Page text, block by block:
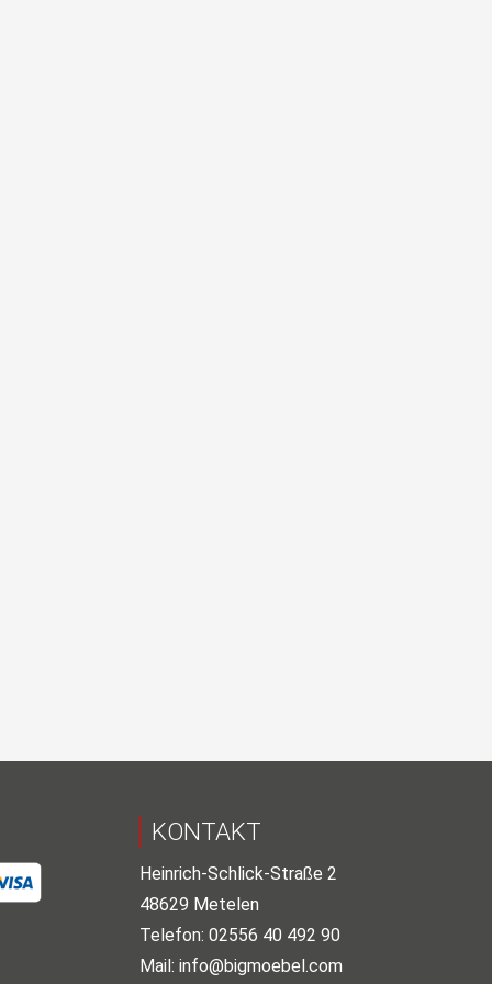
KONTAKT
Heinrich-Schlick-Straße 2
48629 Metelen
Telefon: 02556 40 492 90
Mail: info@bigmoebel.com